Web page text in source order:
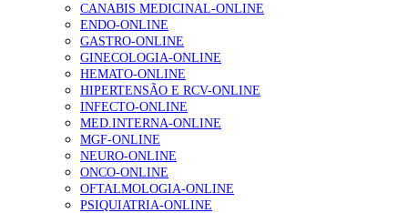
1.º Episódio do Podcast “Frequência Cardio – Sintoniza-
te na Insuficiência Cardíaca” da Bayer
169 visualizações
Alguns milhares de utentes podem ficar sem médico de
família com nova regras do registo, alerta associação
132 visualizações
CANABIS MEDICINAL-ONLINE
ENDO-ONLINE
GASTRO-ONLINE
GINECOLOGIA-ONLINE
HEMATO-ONLINE
HIPERTENSÃO E RCV-ONLINE
INFECTO-ONLINE
MED.INTERNA-ONLINE
MGF-ONLINE
NEURO-ONLINE
ONCO-ONLINE
OFTALMOLOGIA-ONLINE
PSIQUIATRIA-ONLINE